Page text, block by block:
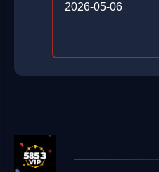
2026-05-06